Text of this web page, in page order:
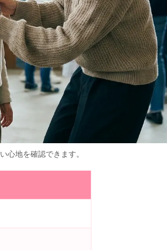
心地を確認できます。